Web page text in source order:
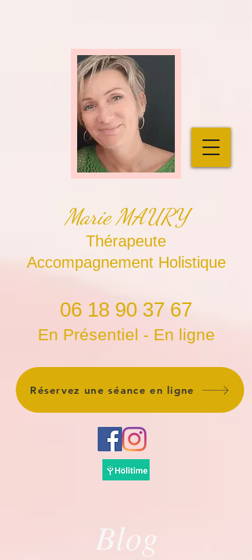
Marie MAURY
Thérapeute
Accompagnement Holistique
06 18 90 37 67
En Présentiel - En ligne
Réservez une séance en ligne
Blog